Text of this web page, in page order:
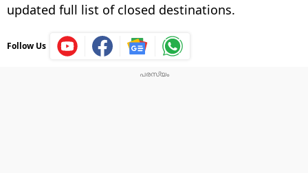
updated full list of closed destinations.
Follow Us